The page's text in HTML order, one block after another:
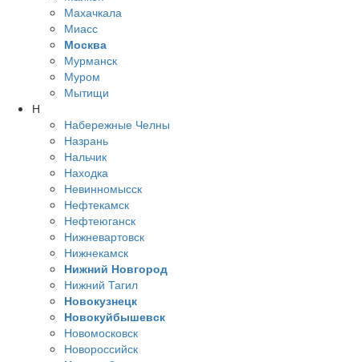
Махачкала
Миасс
Москва
Мурманск
Муром
Мытищи
Н
Набережные Челны
Назрань
Нальчик
Находка
Невинномысск
Нефтекамск
Нефтеюганск
Нижневартовск
Нижнекамск
Нижний Новгород
Нижний Тагил
Новокузнецк
Новокуйбышевск
Новомосковск
Новороссийск